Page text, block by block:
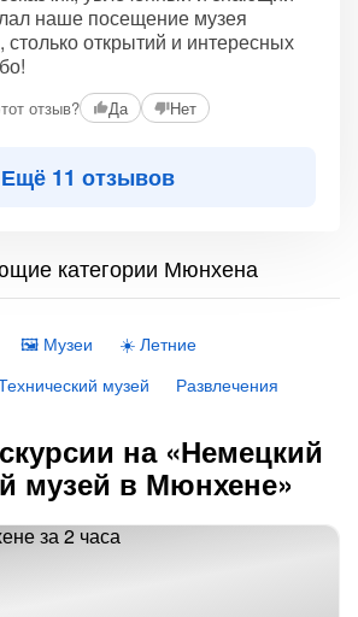
наше посещение музея
открытий и интересных
отзыв? Да Нет
Ещё 11 отзывов
категории Мюнхена
🖼 Музеи
☀️ Летние
музей Развлечения
на «Немецкий
музей в Мюнхене»